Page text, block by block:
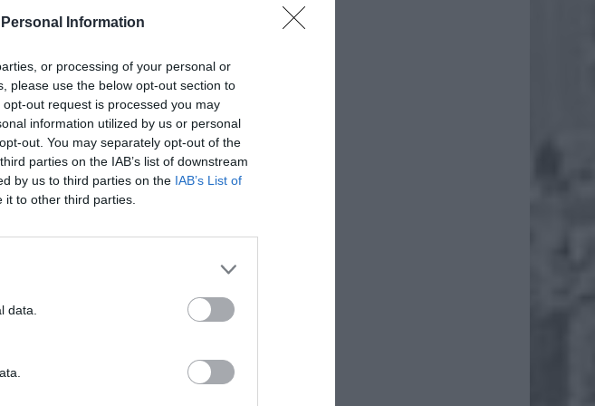
Information
or processing of your personal or
please use the below opt-out section to
out request is processed you may
information utilized by us or personal
out. You may separately opt-out of the
parties on the IAB’s list of downstream
by us to third parties on the IAB’s List of
to other third parties.
data.